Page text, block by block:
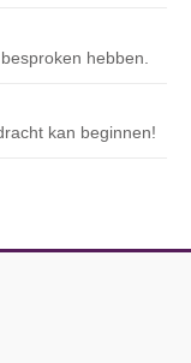
hebben.
kan beginnen!